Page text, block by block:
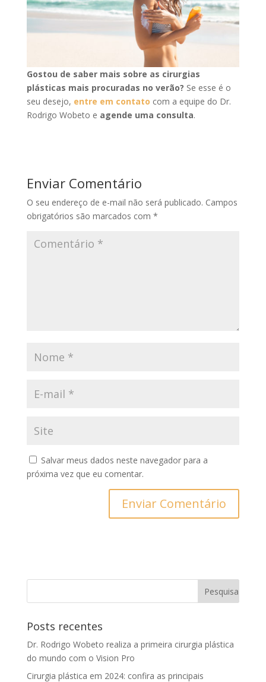
Gostou de saber mais sobre as cirurgias
plásticas mais procuradas no verão? Se esse é o
seu desejo, entre em contato com a equipe do Dr.
Rodrigo Wobeto e agende uma consulta.
Enviar Comentário
O seu endereço de e-mail não será publicado. Campos
obrigatórios são marcados com *
Salvar meus dados neste navegador para a
próxima vez que eu comentar.
Posts recentes
Dr. Rodrigo Wobeto realiza a primeira cirurgia plástica
do mundo com o Vision Pro
Cirurgia plástica em 2024: confira as principais